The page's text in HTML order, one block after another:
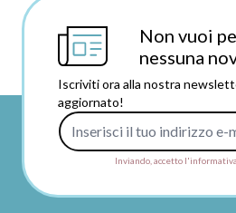
Non vuoi
nessuna
Iscriviti ora alla nostra
aggiornato!
Inviando, accetto